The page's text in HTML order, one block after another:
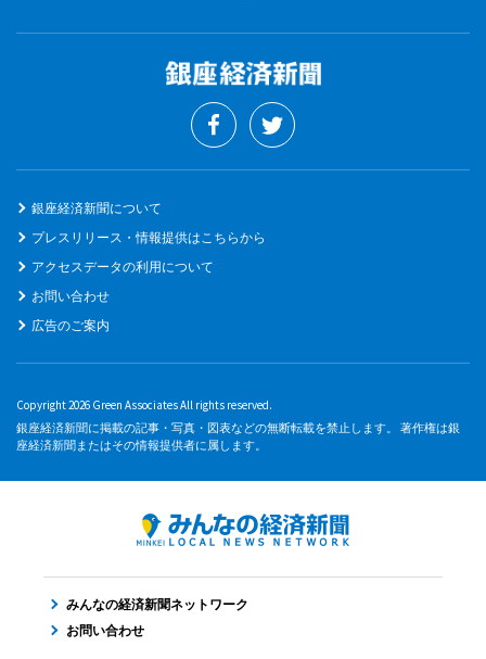
銀座経済新聞について
プレスリリース・情報提供はこちらから
アクセスデータの利用について
お問い合わせ
広告のご案内
Copyright 2026 Green Associates All rights reserved.
銀座経済新聞に掲載の記事・写真・図表などの無断転載を禁止します。 著作権は銀
座経済新聞またはその情報提供者に属します。
みんなの経済新聞ネットワーク
お問い合わせ